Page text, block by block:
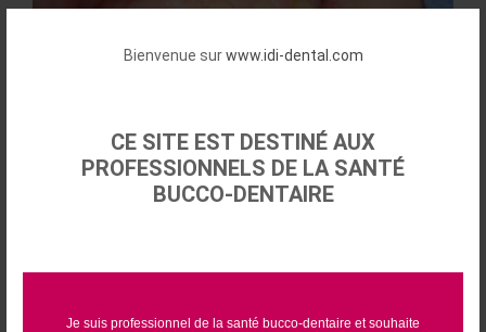
Bienvenue surwww.idi-dental.com
CE SITE EST DESTINÉ AUX
PROFESSIONNELS DE LA SANTÉ
BUCCO-DENTAIRE
Je suis professionnel de la santé bucco-dentaire et souhaite